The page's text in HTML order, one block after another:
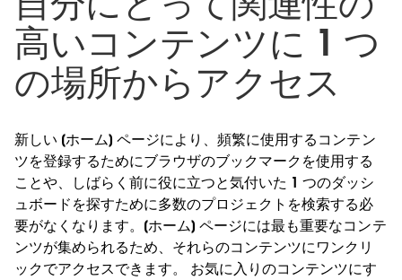
高いコンテンツに 1 つ
の場所からアクセス
新しい [ホーム] ページにより、頻繁に使用するコンテン
ツを登録するためにブラウザのブックマークを使用する
ことや、しばらく前に役に立つと気付いた 1 つのダッシ
ュボードを探すために多数のプロジェクトを検索する必
要がなくなります。[ホーム] ページには最も重要なコンテ
ンツが集められるため、それらのコンテンツにワンクリ
ックでアクセスできます。 お気に入りのコンテンツにす